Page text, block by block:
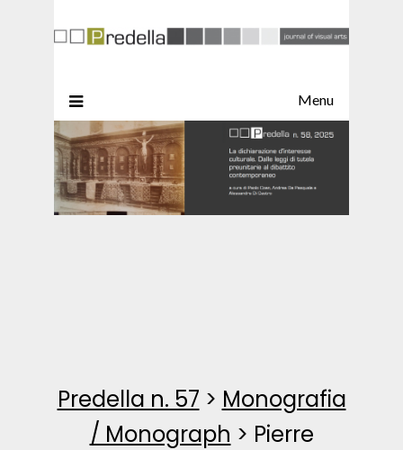
Menu
Predella n. 57 > Monografia
/ Monograph > Pierre